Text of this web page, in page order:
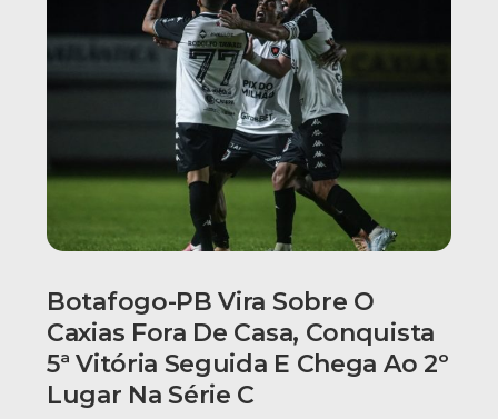
Botafogo-PB Vira Sobre O
Caxias Fora De Casa, Conquista
5ª Vitória Seguida E Chega Ao 2º
Lugar Na Série C